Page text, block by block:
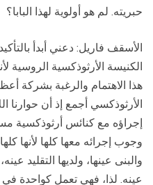
حبريته. لم هو أولوية لهذا البابا؟
الأسقف فاريل: دعني أبدأ
الكنيسة الأرثوذكسية الروسية
هذا الاهتمام والرغبة بشركة
الأرثوذكسي أجمع إذ أن حوارنا
إجراؤه مع كنائس أرثوذكسية
وجوب إجرائه معها كلها لأنها
والبنى عينها، ولديها التقليد
عينه. لذا، فهي تعمل كواحدة في